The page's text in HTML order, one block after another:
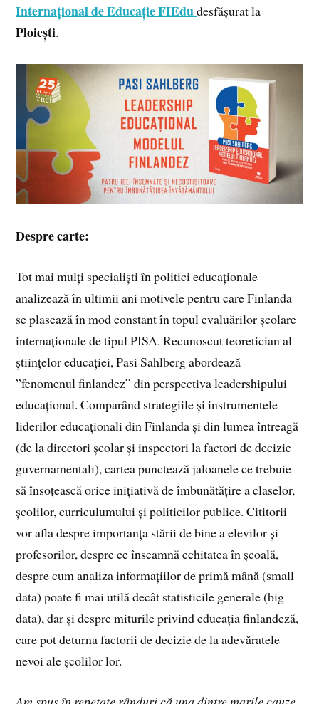
Internațional de Educație FIEdudesfășurat la
Ploiești.
Despre carte:
Tot mai mulți specialiști în politici educaționale
analizează în ultimii ani motivele pentru care Finlanda
se plasează în mod constant în topul evaluărilor școlare
internaționale de tipul PISA. Recunoscut teoretician al
științelor educației, Pasi Sahlberg abordează
”fenomenul finlandez” din perspectiva leadershipului
educațional. Comparând strategiile și instrumentele
liderilor educaționali din Finlanda și din lumea întreagă
(de la directori școlar și inspectori la factori de decizie
guvernamentali), cartea punctează jaloanele ce trebuie
să însoțească orice inițiativă de îmbunătățire a claselor,
școlilor, curriculumului și politicilor publice. Cititorii
vor afla despre importanța stării de bine a elevilor și
profesorilor, despre ce înseamnă echitatea în școală,
despre cum analiza informațiilor de primă mână (small
data) poate fi mai utilă decât statisticile generale (big
data), dar și despre miturile privind educația finlandeză,
care pot deturna factorii de decizie de la adevăratele
nevoi ale școlilor lor.